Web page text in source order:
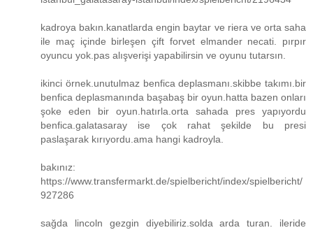
kadroya bakın.kanatlarda engin baytar ve riera ve orta saha
ile maç içinde birleşen çift forvet elmander necati. pırpır
oyuncu yok.pas alışverişi yapabilirsin ve oyunu tutarsın.
ikinci örnek.unutulmaz benfica deplasmanı.skibbe takımı.bir
benfica deplasmanında başabaş bir oyun.hatta bazen onları
şoke eden bir oyun.hatırla.orta sahada pres yapıyordu
benfica.galatasaray ise çok rahat şekilde bu presi
paslaşarak kırıyordu.ama hangi kadroyla.
bakınız:
https://www.transfermarkt.de/spielbericht/index/spielbericht/
927286
sağda lincoln gezgin diyebiliriz.solda arda turan. ileride